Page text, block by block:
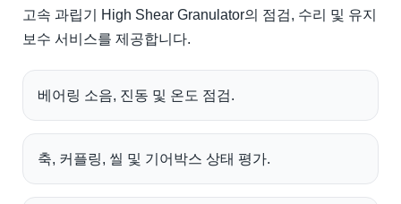
고속 과립기 High Shear Granulator의 점검, 수리 및 유지
보수 서비스를 제공합니다.
베어링 소음, 진동 및 온도 점검.
축, 커플링, 씰 및 기어박스 상태 평가.